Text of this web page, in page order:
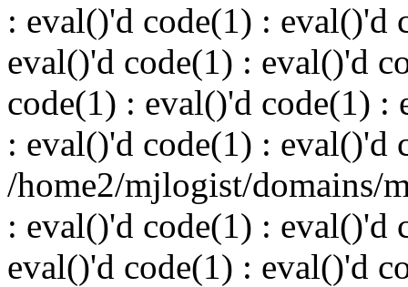
: eval()'d code(1) : eval()'d
eval()'d code(1) : eval()'d
code(1) : eval()'d code(1) :
: eval()'d code(1) : eval()'d
/home2/mjlogist/domains/
: eval()'d code(1) : eval()'d
eval()'d code(1) : eval()'d